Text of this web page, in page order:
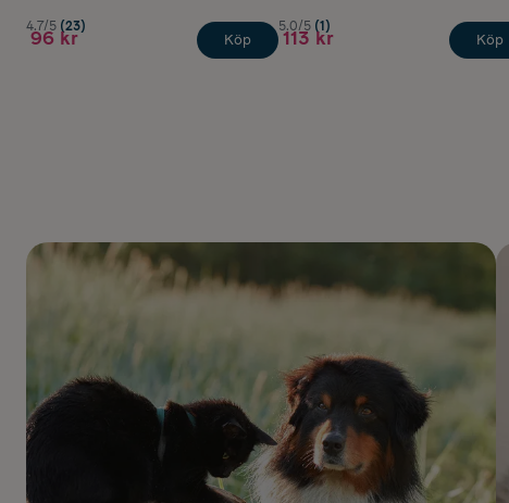
4.7/5 (23)
96 kr Köp
5.0/5 (1)
113 kr Köp